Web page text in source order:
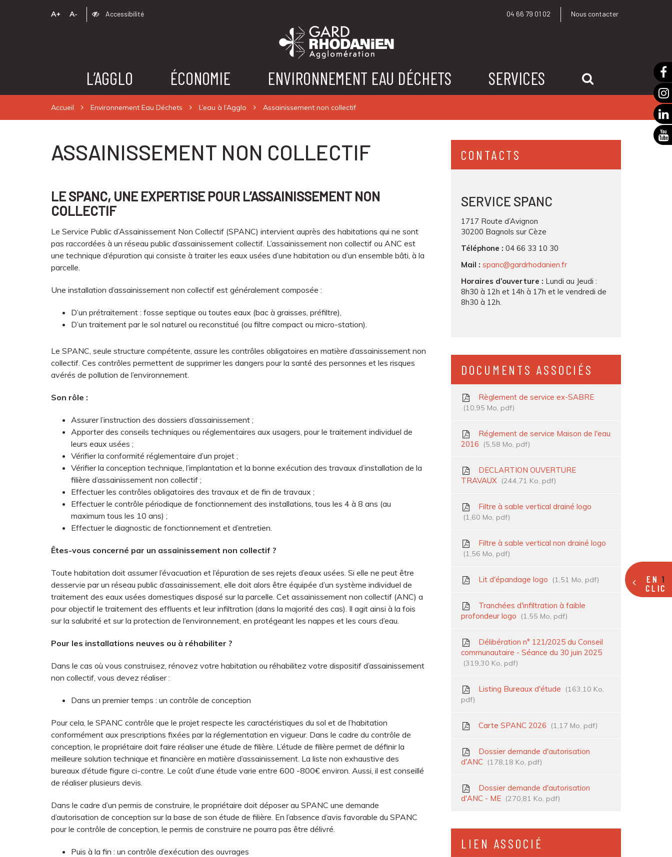
A+ A- Accessibilité 04 66 79 01 02 Nous contacter
L’AGGLO ÉCONOMIE ENVIRONNEMENT EAU DÉCHETS SERVICES RECHERCHE
Accueil Environnement Eau Déchets L’eau à l’Agglo Assainissement non collectif
ASSAINISSEMENT NON COLLECTIF
LE SPANC, UNE EXPERTISE POUR L’ASSAINISSEMENT NON
COLLECTIF
Le Service Public d’Assainissement Non Collectif (SPANC) intervient auprès des habitations qui ne sont
pas raccordées à un réseau public d’assainissement collectif. L’assainissement non collectif ou ANC est
une technique d’épuration qui consiste à traiter les eaux usées d’une habitation ou d’un ensemble bâti, à la
parcelle.
Une installation d’assainissement non collectif est généralement composée :
D’un prétraitement : fosse septique ou toutes eaux (bac à graisses, préfiltre),
D’un traitement par le sol naturel ou reconstitué (ou filtre compact ou micro-station).
Le SPANC, seule structure compétente, assure les contrôles obligatoires en matière d’assainissement non
collectif. Ces contrôles permettent de supprimer les dangers pour la santé des personnes et les risques
avérés de pollution de l’environnement.
Son rôle :
Assurer l’instruction des dossiers d’assainissement ;
Apporter des conseils techniques ou réglementaires aux usagers, pour le traitement individuel de
leurs eaux usées ;
Vérifier la conformité réglementaire d’un projet ;
Vérifier la conception technique, l’implantation et la bonne exécution des travaux d’installation de la
filière d’assainissement non collectif ;
Effectuer les contrôles obligatoires des travaux et de fin de travaux ;
Effectuer le contrôle périodique de fonctionnement des installations, tous les 4 à 8 ans (au
maximum tous les 10 ans) ;
Effectuer le diagnostic de fonctionnement et d’entretien.
Êtes-vous concerné par un assainissement non collectif ?
Toute habitation doit assumer l’évacuation et l’épuration de ses rejets d’eaux usées. Si elle ne peut être
desservie par un réseau public d’assainissement, elle doit alors être équipée d’un système individuel de
traitement des eaux usées domestiques disposé sur la parcelle. Cet assainissement non collectif (ANC) a
pour objectif le traitement des effluents et leur infiltration (dans la majorité des cas). Il agit ainsi à la fois
sur la salubrité et sur la protection de l’environnement, en protégeant les nappes et les cours d’eau.
Pour les installations neuves ou à réhabiliter ?
Dans le cas où vous construisez, rénovez votre habitation ou réhabilitez votre dispositif d’assainissement
non collectif, vous devez réaliser :
Dans un premier temps : un contrôle de conception
Pour cela, le SPANC contrôle que le projet respecte les caractéristiques du sol et de l’habitation
conformément aux prescriptions fixées par la réglementation en vigueur. Dans le cadre du contrôle de
conception, le propriétaire doit faire réaliser une étude de filière. L’étude de filière permet de définir la
meilleure solution technique et financière en matière d’assainissement. La liste non exhaustive des
bureaux d’étude figure ci-contre. Le coût d’une étude varie entre 600 -800€ environ. Aussi, il est conseillé
de réaliser plusieurs devis.
Dans le cadre d’un permis de construire, le propriétaire doit déposer au SPANC une demande
d’autorisation de conception sur la base de son étude de filière. En l’absence d’avis favorable du SPANC
pour le contrôle de conception, le permis de construire ne pourra pas être délivré.
Puis à la fin : un contrôle d’exécution des ouvrages
CONTACTS
SERVICE SPANC
1717 Route d’Avignon
30200 Bagnols sur Cèze
Téléphone : 04 66 33 10 30
Mail : spanc@gardrhodanien.fr
Horaires d’ouverture : Lundi au Jeudi :
8h30 à 12h et 14h à 17h et le vendredi de
8h30 à 12h.
DOCUMENTS ASSOCIÉS
Règlement de service ex-SABRE
10,95 Mo, pdf
Réglement de service Maison de l'eau
2016
5,58 Mo, pdf
DECLARTION OUVERTURE
TRAVAUX
244,71 Ko, pdf
Filtre à sable vertical drainé logo
1,60 Mo, pdf
Filtre à sable vertical non drainé logo
1,56 Mo, pdf
Lit d'épandage logo 1,51 Mo, pdf
Tranchées d'infiltration à faible
profondeur logo
1,55 Mo, pdf
Délibération n° 121/2025 du Conseil
communautaire - Séance du 30 juin 2025
319,30 Ko, pdf
Listing Bureaux d'étude 163,10 Ko,
pdf
Carte SPANC 2026 1,17 Mo, pdf
Dossier demande d'autorisation
d'ANC
178,18 Ko, pdf
Dossier demande d'autorisation
d'ANC - ME
270,81 Ko, pdf
LIEN ASSOCIÉ
EN1
CLIC